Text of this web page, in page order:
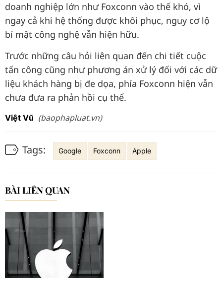
doanh nghiệp lớn như Foxconn vào thế khó, vì
ngay cả khi hệ thống được khôi phục, nguy cơ lộ
bí mật công nghệ vẫn hiện hữu.
Trước những câu hỏi liên quan đến chi tiết cuộc
tấn công cũng như phương án xử lý đối với các dữ
liệu khách hàng bị đe dọa, phía Foxconn hiện vẫn
chưa đưa ra phản hồi cụ thể.
Việt Vũ (baophapluat.vn)
Tags: Google Foxconn Apple
BÀI LIÊN QUAN